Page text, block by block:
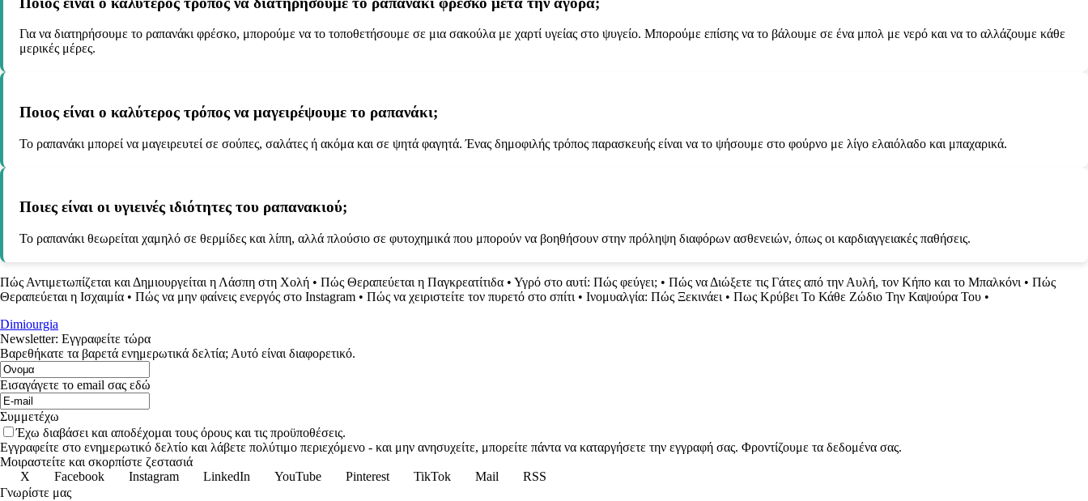
Για να διατηρήσουμε το ραπανάκι φρέσκο, μπορούμε να το τοποθετήσουμε σε μια σακούλα με χαρτί υγείας στο ψυγείο. Μπορούμε επίσης να το βάλουμε σε ένα μπολ με νερό και να το αλλάζουμε κάθε
μερικές μέρες.
Ποιος είναι ο καλύτερος τρόπος να μαγειρέψουμε το ραπανάκι;
Το ραπανάκι μπορεί να μαγειρευτεί σε σούπες, σαλάτες ή ακόμα και σε ψητά φαγητά. Ένας δημοφιλής τρόπος παρασκευής είναι να το ψήσουμε στο φούρνο με λίγο ελαιόλαδο και μπαχαρικά.
Ποιες είναι οι υγιεινές ιδιότητες του ραπανακιού;
Το ραπανάκι θεωρείται χαμηλό σε θερμίδες και λίπη, αλλά πλούσιο σε φυτοχημικά που μπορούν να βοηθήσουν στην πρόληψη διαφόρων ασθενειών, όπως οι καρδιαγγειακές παθήσεις.
Πώς Αντιμετωπίζεται και Δημιουργείται η Λάσπη στη Χολή • Πώς Θεραπεύεται η Παγκρεατίτιδα • Υγρό στο αυτί: Πώς φεύγει; • Πώς να Διώξετε τις Γάτες από την Αυλή, τον Κήπο και το Μπαλκόνι • Πώς
Θεραπεύεται η Ισχαιμία • Πώς να μην φαίνεις ενεργός στο Instagram • Πώς να χειριστείτε τον πυρετό στο σπίτι • Ινομυαλγία: Πώς Ξεκινάει • Πως Κρύβει Το Κάθε Ζώδιο Την Καψούρα Του •
Dimiourgia
Newsletter: Εγγραφείτε τώρα
Βαρεθήκατε τα βαρετά ενημερωτικά δελτία; Αυτό είναι διαφορετικό.
Εισαγάγετε το email σας εδώ
Συμμετέχω
Έχω διαβάσει και αποδέχομαι τους όρους και τις προϋποθέσεις.
Εγγραφείτε στο ενημερωτικό δελτίο και λάβετε πολύτιμο περιεχόμενο - και μην ανησυχείτε, μπορείτε πάντα να καταργήσετε την εγγραφή σας. Φροντίζουμε τα δεδομένα σας.
Μοιραστείτε και σκορπίστε ζεστασιά
X
Facebook Instagram LinkedIn YouTube Pinterest TikTok Mail
RSS
Γνωρίστε μας